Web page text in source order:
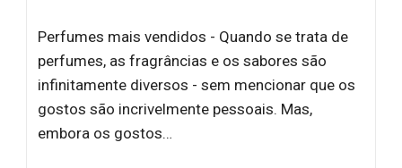
Perfumes mais vendidos - Quando se trata de
perfumes, as fragrâncias e os sabores são
infinitamente diversos - sem mencionar que os
gostos são incrivelmente pessoais. Mas,
embora os gostos…